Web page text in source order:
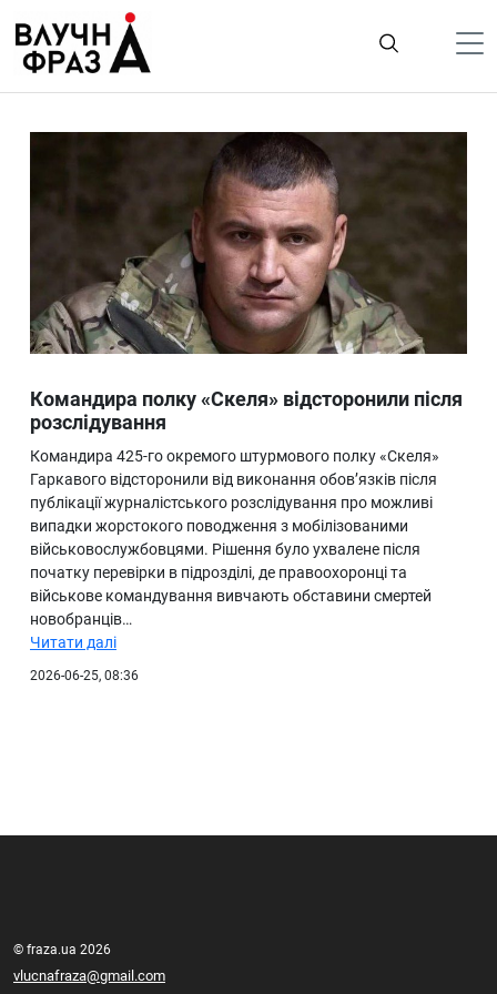
содержимому
Життя
Лайфстайл
ТехноНаука
Людина
Ukraine
Про нас
Командира полку «Скеля» відсторонили після
розслідування
Командира 425-го окремого штурмового полку «Скеля»
Гаркавого відсторонили від виконання обов’язків після
публікації журналістського розслідування про можливі
випадки жорстокого поводження з мобілізованими
військовослужбовцями. Рішення було ухвалене після
початку перевірки в підрозділі, де правоохоронці та
військове командування вивчають обставини смертей
новобранців…
Читати далі
2026-06-25, 08:36
© fraza.ua 2026
vlucnafraza@gmail.com